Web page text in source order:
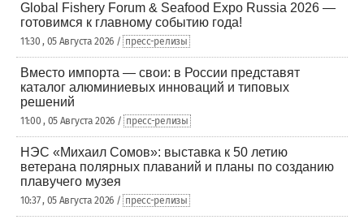
Global Fishery Forum & Seafood Expo Russia 2026 —
готовимся к главному событию года!
11:30 , 05 Августа 2026 / пресс-релизы
Вместо импорта — свои: в России представят
каталог алюминиевых инноваций и типовых
решений
11:00 , 05 Августа 2026 / пресс-релизы
НЭС «Михаил Сомов»: выставка к 50 летию
ветерана полярных плаваний и планы по созданию
плавучего музея
10:37 , 05 Августа 2026 / пресс-релизы